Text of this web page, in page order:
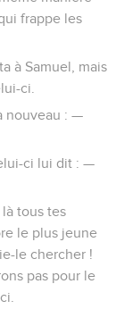
frappe les
à Samuel, mais
ci.
nouveau : —
ci lui dit : —
tous tes
le plus jeune
le chercher !
pas pour le